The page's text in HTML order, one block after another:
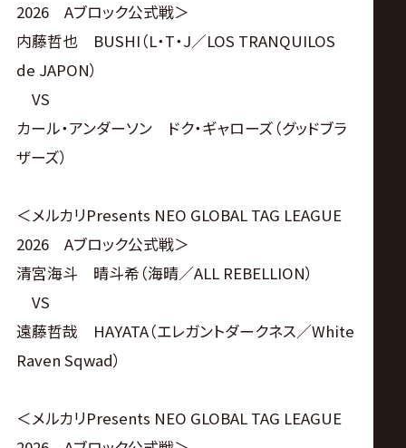
2026 Aブロック公式戦＞
内藤哲也 BUSHI（L・T・J／LOS TRANQUILOS
de JAPON）
VS
カール・アンダーソン ドク・ギャローズ（グッドブラ
ザーズ）
＜メルカリPresents NEO GLOBAL TAG LEAGUE
2026 Aブロック公式戦＞
清宮海斗 晴斗希（海晴／ALL REBELLION）
VS
遠藤哲哉 HAYATA（エレガントダークネス／White
Raven Sqwad）
＜メルカリPresents NEO GLOBAL TAG LEAGUE